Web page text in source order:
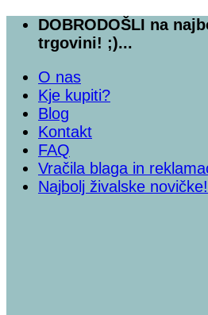
SkočiDOBRODOŠLI na
trgovini! ;)...
O nas
Kje kupiti?
Blog
Kontakt
FAQ
Vračila blaga in
Najbolj živalske novičke!